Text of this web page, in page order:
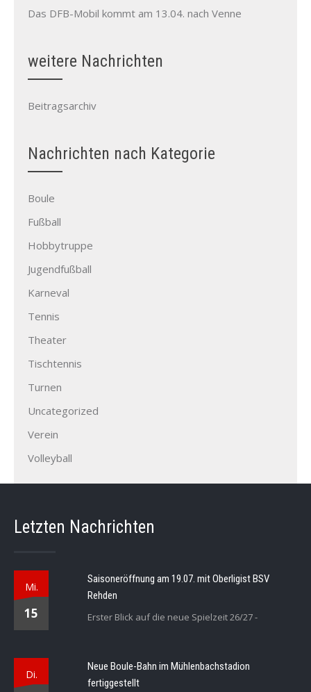
Das DFB-Mobil kommt am 13.04. nach Venne
weitere Nachrichten
Beitragsarchiv
Nachrichten nach Kategorie
Boule
Fußball
Hobbytruppe
Jugendfußball
Karneval
Tennis
Theater
Tischtennis
Turnen
Uncategorized
Verein
Volleyball
Letzten Nachrichten
Mi.
15
Saisoneröffnung am 19.07. mit Oberligist BSV
Rehden
Erster Blick auf die neue Spielzeit 26/27 -
Di.
Neue Boule-Bahn im Mühlenbachstadion
fertiggestellt